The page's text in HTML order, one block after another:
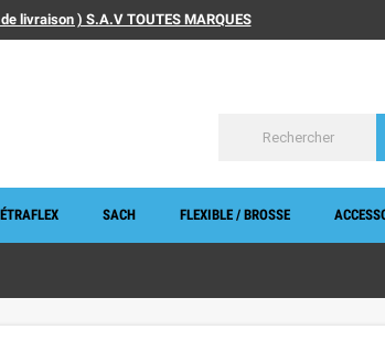
livraison ) S.A.V TOUTES MARQUES
SACH FLEXIBLE / BROSSE